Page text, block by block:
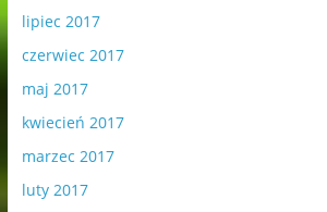
lipiec 2017
czerwiec 2017
maj 2017
kwiecień 2017
marzec 2017
luty 2017